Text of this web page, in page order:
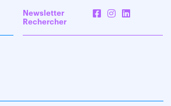
Newsletter
Rechercher